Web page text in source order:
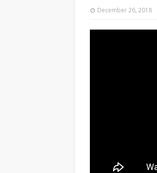
December 26, 2018